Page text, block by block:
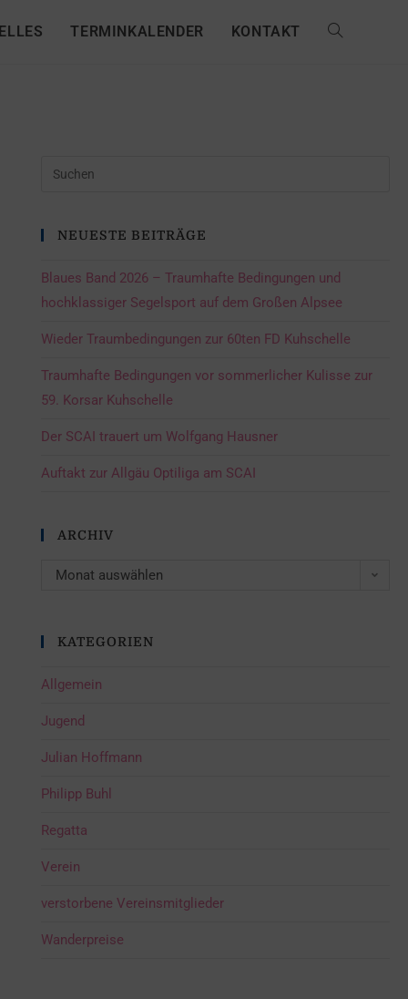
TERMINKALENDER KONTAKT
NEUESTE BEITRÄGE
Blaues Band 2026 – Traumhafte Bedingungen und
hochklassiger Segelsport auf dem Großen Alpsee
Wieder Traumbedingungen zur 60ten FD Kuhschelle
Traumhafte Bedingungen vor sommerlicher Kulisse zur
59. Korsar Kuhschelle
Der SCAI trauert um Wolfgang Hausner
Auftakt zur Allgäu Optiliga am SCAI
ARCHIV
Monat auswählen
KATEGORIEN
Allgemein
Jugend
Julian Hoffmann
Philipp Buhl
Regatta
Verein
verstorbene Vereinsmitglieder
Wanderpreise